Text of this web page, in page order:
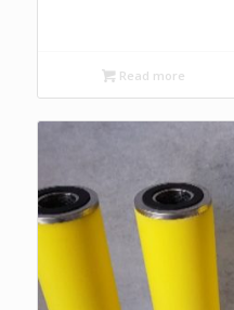
Read more